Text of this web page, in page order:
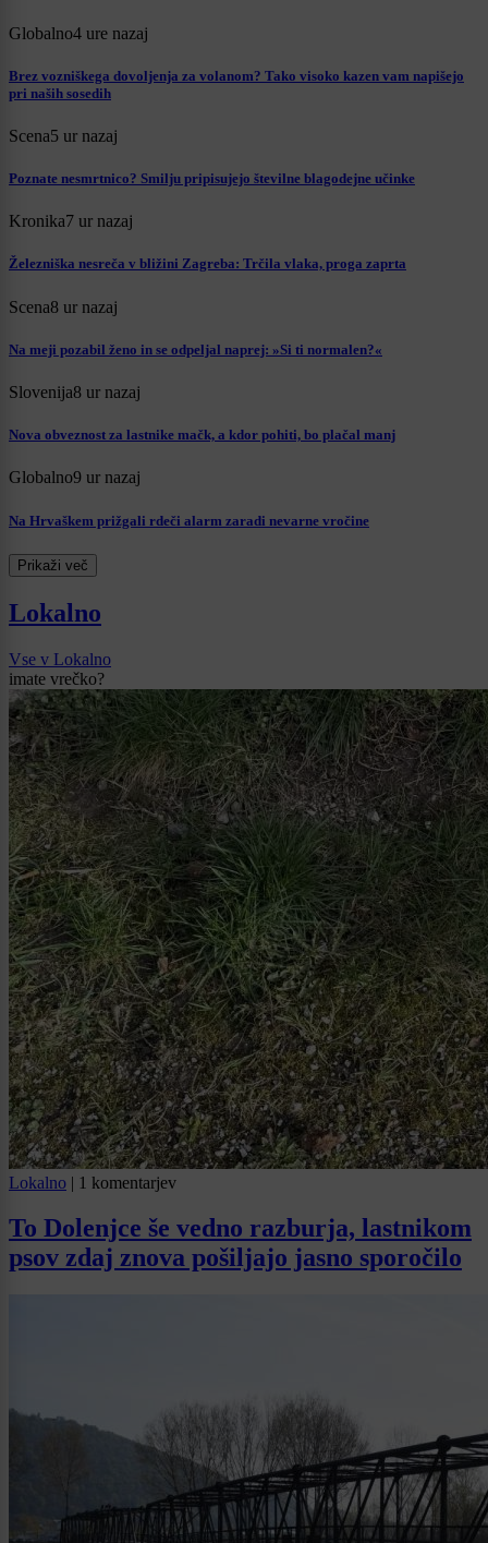
Globalno4 ure nazaj
Brez vozniškega dovoljenja za volanom? Tako visoko kazen vam napišejo
pri naših sosedih
Scena5 ur nazaj
Poznate nesmrtnico? Smilju pripisujejo številne blagodejne učinke
Kronika7 ur nazaj
Železniška nesreča v bližini Zagreba: Trčila vlaka, proga zaprta
Scena8 ur nazaj
Na meji pozabil ženo in se odpeljal naprej: »Si ti normalen?«
Slovenija8 ur nazaj
Nova obveznost za lastnike mačk, a kdor pohiti, bo plačal manj
Globalno9 ur nazaj
Na Hrvaškem prižgali rdeči alarm zaradi nevarne vročine
Prikaži več
Lokalno
Vse v Lokalno
imate vrečko?
Lokalno | 1 komentarjev
To Dolenjce še vedno razburja, lastnikom
psov zdaj znova pošiljajo jasno sporočilo